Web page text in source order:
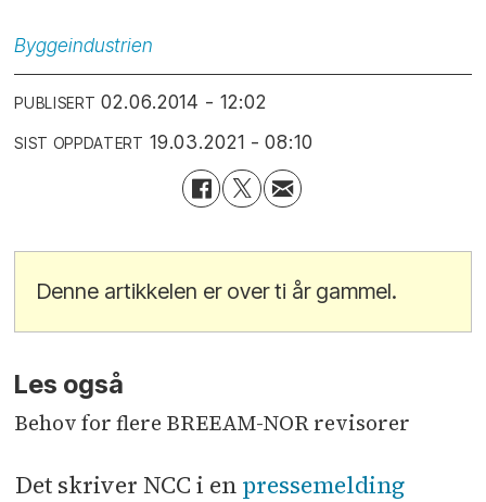
Byggeindustrien
PUBLISERT 02.06.2014 - 12:02
SIST OPPDATERT 19.03.2021 - 08:10
Denne artikkelen er over ti år gammel.
Les også
Behov for flere BREEAM-NOR revisorer
Det skriver NCC i en pressemelding